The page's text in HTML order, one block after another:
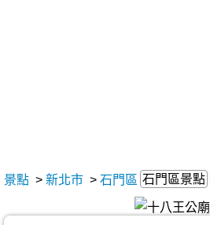
景點 > 新北市 > 石門區 石門區景點